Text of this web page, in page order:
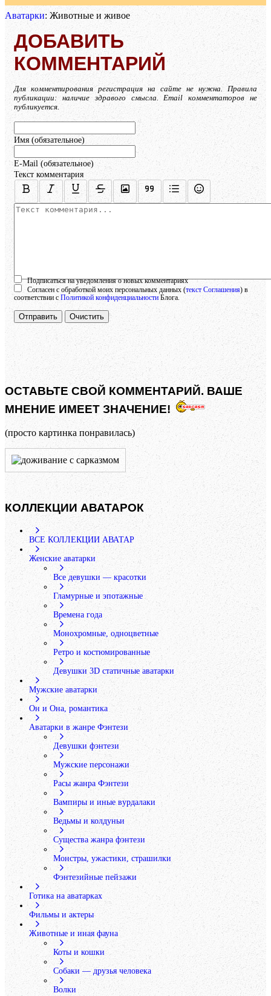
Аватарки: Животные и живое
ДОБАВИТЬ
КОММЕНТАРИЙ
Для комментирования регистрация на сайте не нужна. Правила
публикации: наличие здравого смысла. Email комментаторов не
публикуется.
Имя (обязательное)
E-Mail (обязательное)
Текст комментария
Подписаться на уведомления о новых комментариях
Согласен с обработкой моих персональных данных (текст Соглашения) в
соответствии с Политикой конфиденциальности Блога.
Отправить Очистить
ОСТАВЬТЕ СВОЙ КОММЕНТАРИЙ. ВАШЕ
МНЕНИЕ ИМЕЕТ ЗНАЧЕНИЕ!
(просто картинка понравилась)
КОЛЛЕКЦИИ АВАТАРОК
ВСЕ КОЛЛЕКЦИИ АВАТАР
Женские аватарки
Все девушки — красотки
Гламурные и эпотажные
Времена года
Монохромные, одноцветные
Ретро и костюмированные
Девушки 3D статичные аватарки
Мужские аватарки
Он и Она, романтика
Аватарки в жанре Фэнтези
Девушки фэнтези
Мужские персонажи
Расы жанра Фэнтези
Вампиры и иные вурдалаки
Ведьмы и колдуньи
Существа жанра фэнтези
Монстры, ужастики, страшилки
Фэнтезийные пейзажи
Готика на аватарках
Фильмы и актеры
Животные и иная фауна
Коты и кошки
Собаки — друзья человека
Волки